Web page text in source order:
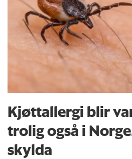
Kjøttallergi blir
trolig også i
skylda